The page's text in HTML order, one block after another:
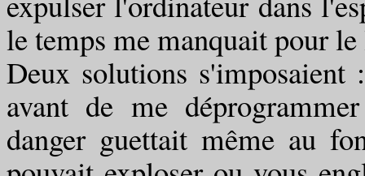
le temps me manquait pour
Deux solutions s'imposaient
avant de me
danger guettait même au